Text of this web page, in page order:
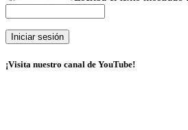
¡Visita nuestro canal de YouTube!